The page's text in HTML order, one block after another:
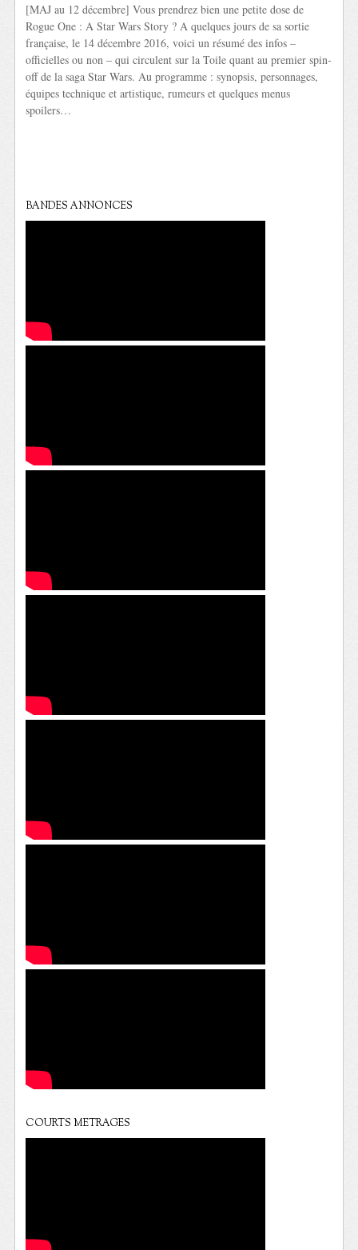
[MAJ au 12 décembre] Vous prendrez bien une petite dose de
Rogue One : A Star Wars Story ? A quelques jours de sa sortie
française, le 14 décembre 2016, voici un résumé des infos –
officielles ou non – qui circulent sur la Toile quant au premier spin-
off de la saga Star Wars. Au programme : synopsis, personnages,
équipes technique et artistique, rumeurs et quelques menus
spoilers…
BANDES ANNONCES
COURTS METRAGES